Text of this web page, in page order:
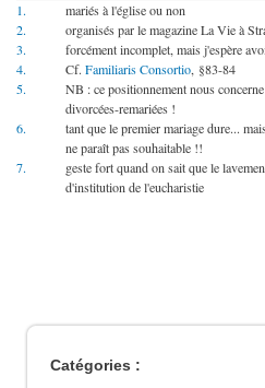
1.
mariés à l'église ou non
2.
organisés par le magazine La Vie à
3.
forcément incomplet, mais j'espère
4.
Cf.Familiaris Consortio, §83-84
5.
NB : ce positionnement nous
divorcées-remariées !
6.
tant que le premier mariage dure...
ne paraît pas souhaitable !!
7.
geste fort quand on sait que le
d'institution de l'eucharistie
Catégories :